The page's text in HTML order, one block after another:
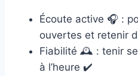
Écoute active 🎧 :
ouvertes et retenir
Fiabilité 🕰️ : tenir
à l’heure ✔️